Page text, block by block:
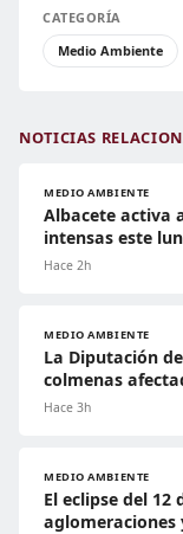
CATEGORÍA
Medio Ambiente
NOTICIAS
MEDIO AMBIENTE
Albacete activa
intensas este
Hace 2h
MEDIO AMBIENTE
La Diputación
colmenas
Hace 3h
MEDIO AMBIENTE
El eclipse del
aglomeraciones